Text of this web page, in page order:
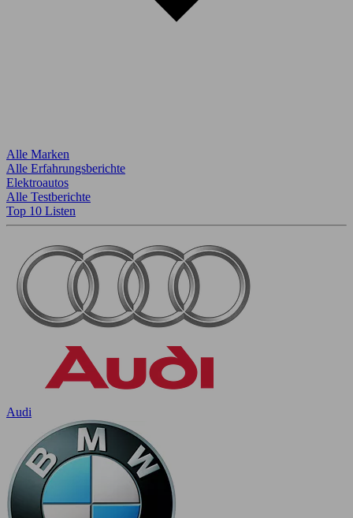
Alle Marken
Alle Erfahrungsberichte
Elektroautos
Alle Testberichte
Top 10 Listen
Audi